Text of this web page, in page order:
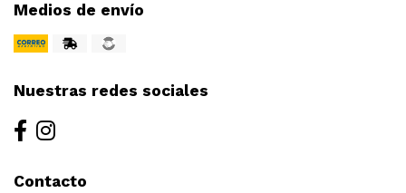
Medios de envío
Nuestras redes sociales
Contacto